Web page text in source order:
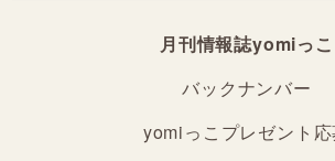
月刊情報誌yomiっこ
バックナンバー
yomiっこプレゼント応